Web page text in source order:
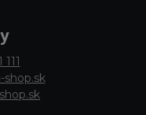
shop.sk